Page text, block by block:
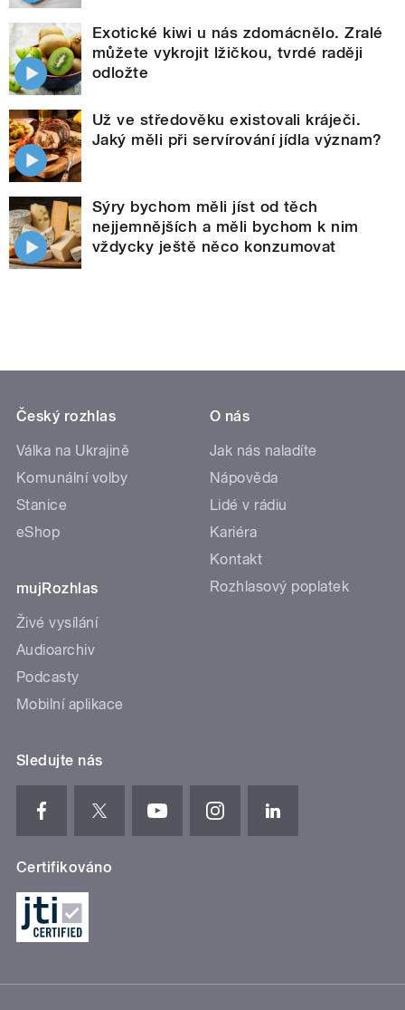
Exotické kiwi u nás zdomácnělo. Zralé
můžete vykrojit lžičkou, tvrdé raději
odložte
Už ve středověku existovali kráječi.
Jaký měli při servírování jídla význam?
Sýry bychom měli jíst od těch
nejjemnějších a měli bychom k nim
vždycky ještě něco konzumovat
Český rozhlas
Válka na Ukrajině
Komunální volby
Stanice
eShop
mujRozhlas
Živé vysílání
Audioarchiv
Podcasty
Mobilní aplikace
O nás
Jak nás naladíte
Nápověda
Lidé v rádiu
Kariéra
Kontakt
Rozhlasový poplatek
Sledujte nás
Certifikováno